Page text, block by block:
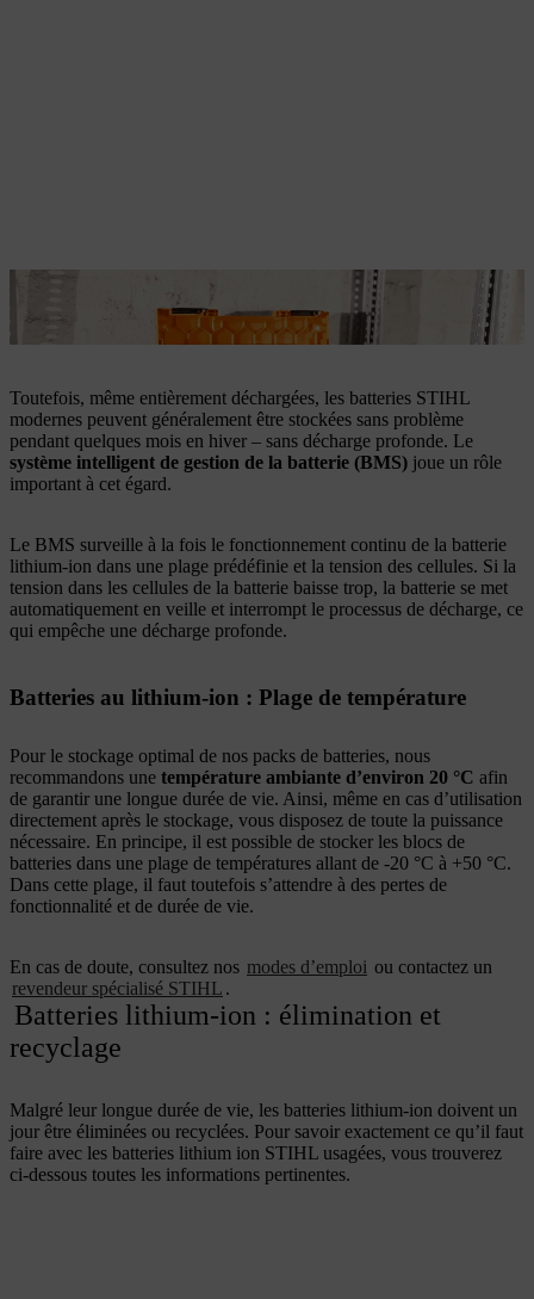
Il est préférable de conserver les batteries entre 40 et 60 % de
Toutefois, même entièrement déchargées, les batteries STIHL
modernes peuvent généralement être stockées sans problème
pendant quelques mois en hiver – sans décharge profonde. Le
système intelligent de gestion de la batterie (BMS) joue un rôle
important à cet égard.
Le BMS surveille à la fois le fonctionnement continu de la batterie
lithium-ion dans une plage prédéfinie et la tension des cellules. Si la
tension dans les cellules de la batterie baisse trop, la batterie se met
automatiquement en veille et interrompt le processus de décharge, ce
qui empêche une décharge profonde.
Batteries au lithium-ion : Plage de température
Pour le stockage optimal de nos packs de batteries, nous
recommandons une température ambiante d’environ 20 °C afin
de garantir une longue durée de vie. Ainsi, même en cas d’utilisation
directement après le stockage, vous disposez de toute la puissance
nécessaire. En principe, il est possible de stocker les blocs de
batteries dans une plage de températures allant de -20 °C à +50 °C.
Dans cette plage, il faut toutefois s’attendre à des pertes de
fonctionnalité et de durée de vie.
En cas de doute, consultez nos modes d’emploi ou contactez un
revendeur spécialisé STIHL .
Batteries lithium-ion : élimination et
recyclage
Malgré leur longue durée de vie, les batteries lithium-ion doivent un
jour être éliminées ou recyclées. Pour savoir exactement ce qu’il faut
faire avec les batteries lithium ion STIHL usagées, vous trouverez
ci-dessous toutes les informations pertinentes.